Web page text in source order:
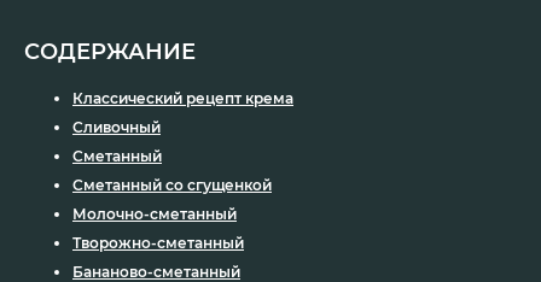
СОДЕРЖАНИЕ
Классический рецепт крема
Сливочный
Сметанный
Сметанный со сгущенкой
Молочно-сметанный
Творожно-сметанный
Бананово-сметанный